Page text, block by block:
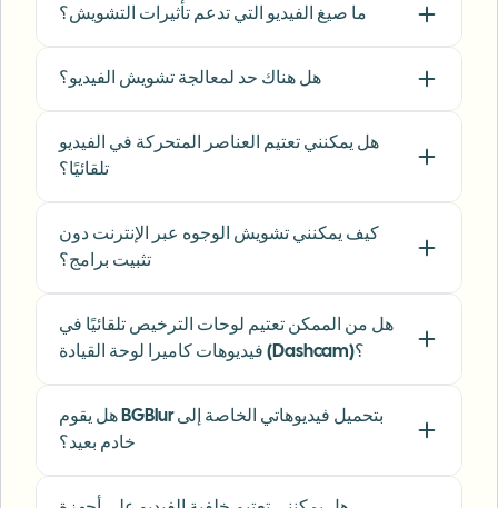
SJ
Sarah Johnson
keeps posts compliant and on-brand without
ER
Emma Rodriguez
Social Media Manager Digital Agency
"I've used many blur filters, but the adaptive
face and plate blur here are the most natural-
LT
Lisa Thompson
ما صيغ الفيديو التي تدعم تأثيرات التشويش؟
هل هناك حد لمعالجة تشويش الفيديو؟
هل يمكنني تعتيم العناصر المتحركة في الفيديو
تلقائيًا؟
كيف يمكنني تشويش الوجوه عبر الإنترنت دون
تثبيت برامج؟
هل من الممكن تعتيم لوحات الترخيص تلقائيًا في
فيديوهات كاميرا لوحة القيادة (Dashcam)؟
هل يقوم BGBlur بتحميل فيديوهاتي الخاصة إلى
خادم بعيد؟